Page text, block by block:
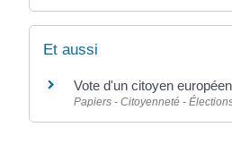
Et aussi
Vote d'un citoyen
Papiers - Citoyenneté -